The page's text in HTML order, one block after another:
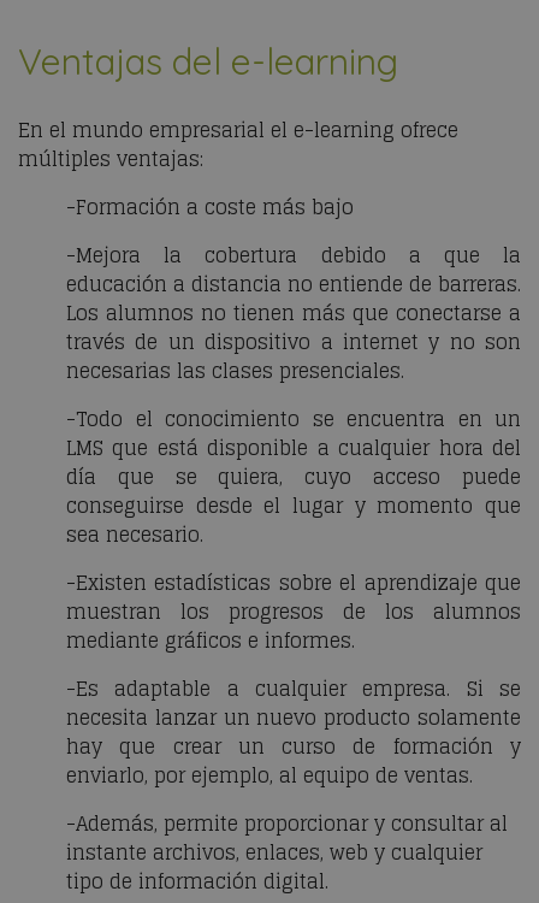
Ventajas del e-learning
En el mundo empresarial el e-learning ofrece
múltiples ventajas:
-Formación a coste más bajo
-Mejora la cobertura debido a que la
educación a distancia no entiende de barreras.
Los alumnos no tienen más que conectarse a
través de un dispositivo a internet y no son
necesarias las clases presenciales.
-Todo el conocimiento se encuentra en un
LMS que está disponible a cualquier hora del
día que se quiera, cuyo acceso puede
conseguirse desde el lugar y momento que
sea necesario.
-Existen estadísticas sobre el aprendizaje que
muestran los progresos de los alumnos
mediante gráficos e informes.
-Es adaptable a cualquier empresa. Si se
necesita lanzar un nuevo producto solamente
hay que crear un curso de formación y
enviarlo, por ejemplo, al equipo de ventas.
-Además, permite proporcionar y consultar al
instante archivos, enlaces, web y cualquier
tipo de información digital.